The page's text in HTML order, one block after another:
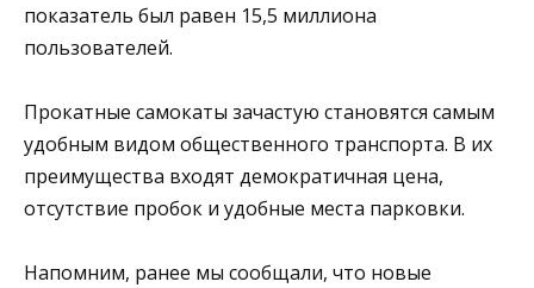
показатель был равен 15,5 миллиона
пользователей.
Прокатные самокаты зачастую становятся самым
удобным видом общественного транспорта. В их
преимущества входят демократичная цена,
отсутствие пробок и удобные места парковки.
Напомним, ранее мы сообщали, что новые